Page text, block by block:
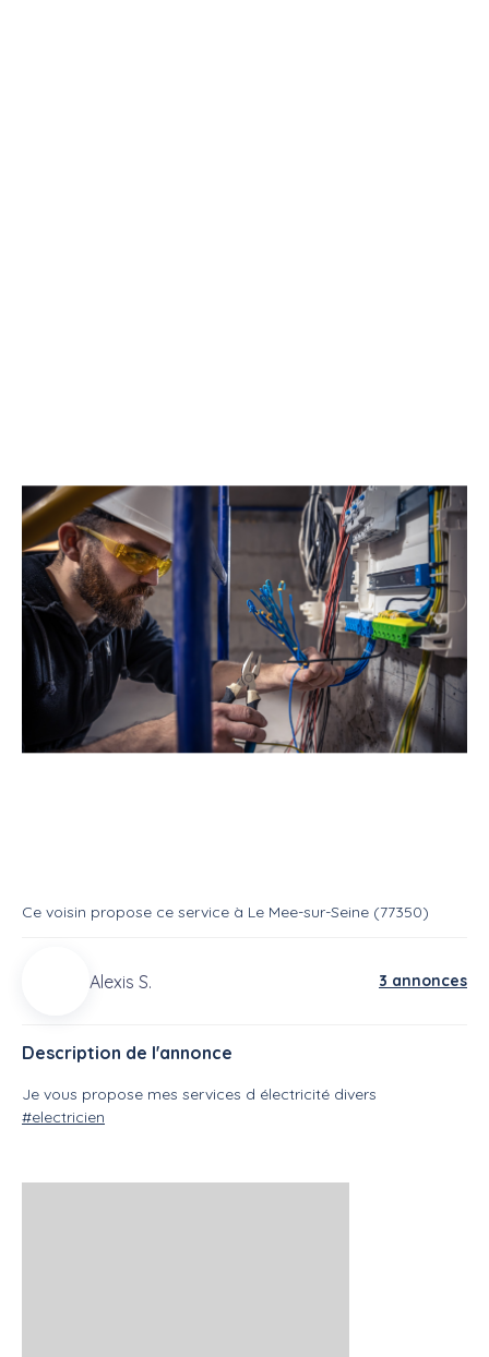
Service Bricoleur Electricien
Service : Electricite
Service Electricien
Ce voisin propose ce service à Le Mee-sur-Seine (77350)
Alexis S. 3 annonces
Description de l'annonce
Je vous propose mes services d électricité divers
#electricien